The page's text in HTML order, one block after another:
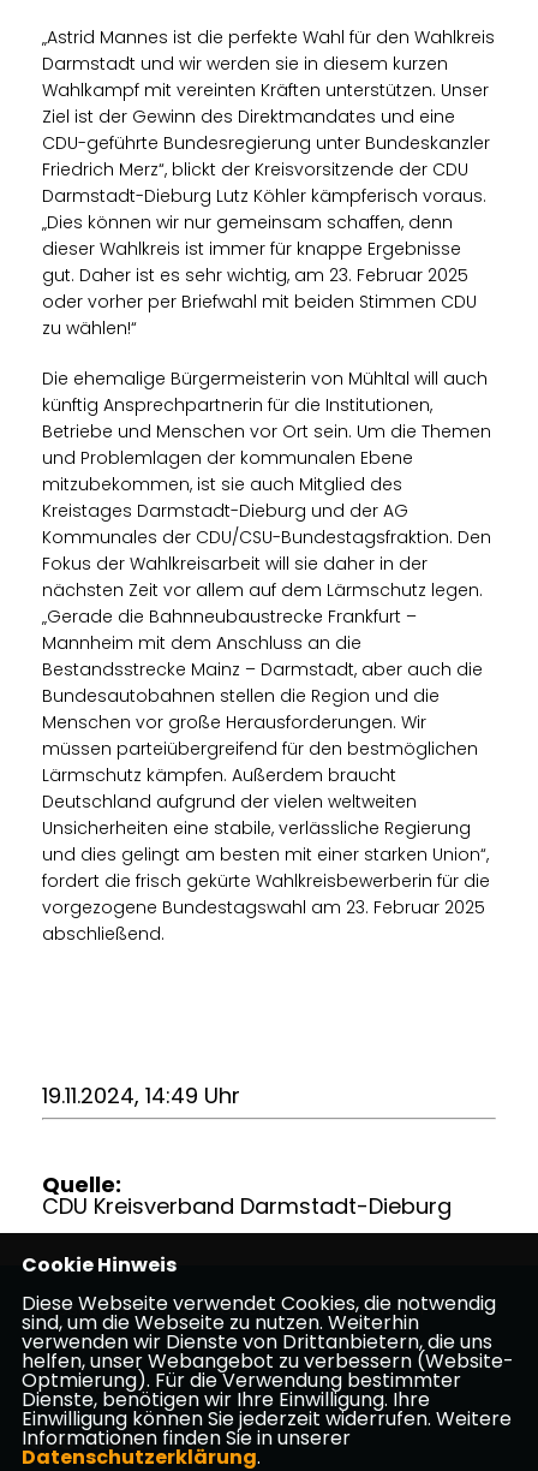
Astrid Mannes ist die perfekte Wahl für den Wahlkreis
Darmstadt und wir werden sie in diesem kurzen
Wahlkampf mit vereinten Kräften unterstützen. Unser
Ziel ist der Gewinn des Direktmandates und eine
CDU-geführte Bundesregierung unter Bundeskanzler
Friedrich Merz“, blickt der Kreisvorsitzende der CDU
Darmstadt-Dieburg Lutz Köhler kämpferisch voraus.
Dies können wir nur gemeinsam schaffen, denn
dieser Wahlkreis ist immer für knappe Ergebnisse
gut. Daher ist es sehr wichtig, am 23. Februar 2025
oder vorher per Briefwahl mit beiden Stimmen CDU
zu wählen!“
Die ehemalige Bürgermeisterin von Mühltal will auch
künftig Ansprechpartnerin für die Institutionen,
Betriebe und Menschen vor Ort sein. Um die Themen
und Problemlagen der kommunalen Ebene
mitzubekommen, ist sie auch Mitglied des
Kreistages Darmstadt-Dieburg und der AG
Kommunales der CDU/CSU-Bundestagsfraktion. Den
Fokus der Wahlkreisarbeit will sie daher in der
nächsten Zeit vor allem auf dem Lärmschutz legen.
Gerade die Bahnneubaustrecke Frankfurt –
Mannheim mit dem Anschluss an die
Bestandsstrecke Mainz – Darmstadt, aber auch die
Bundesautobahnen stellen die Region und die
Menschen vor große Herausforderungen. Wir
müssen parteiübergreifend für den bestmöglichen
Lärmschutz kämpfen. Außerdem braucht
Deutschland aufgrund der vielen weltweiten
Unsicherheiten eine stabile, verlässliche Regierung
und dies gelingt am besten mit einer starken Union“,
fordert die frisch gekürte Wahlkreisbewerberin für die
vorgezogene Bundestagswahl am 23. Februar 2025
abschließend.
19.11.2024, 14:49 Uhr
Quelle:
CDU Kreisverband Darmstadt-Dieburg
Webseite des CDU Stadtverbandes Griesheim
Impressum Datenschutz
Kontakt
Mitgliederbereich
CDU Hessen
Cookie Hinweis
Diese Webseite verwendet Cookies, die notwendig
sind, um die Webseite zu nutzen. Weiterhin
verwenden wir Dienste von Drittanbietern, die uns
helfen, unser Webangebot zu verbessern (Website-
Optmierung). Für die Verwendung bestimmter
Dienste, benötigen wir Ihre Einwilligung. Ihre
Einwilligung können Sie jederzeit widerrufen. Weitere
Informationen finden Sie in unserer
Datenschutzerklärung.